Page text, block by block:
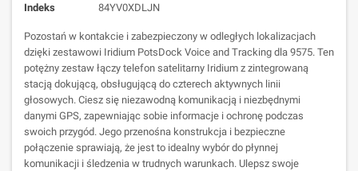
Indeks
84YV0XDLJN
Pozostań w kontakcie i zabezpieczony w odległych lokalizacjach
dzięki zestawowi Iridium PotsDock Voice and Tracking dla 9575. Ten
potężny zestaw łączy telefon satelitarny Iridium z zintegrowaną
stacją dokującą, obsługującą do czterech aktywnych linii
głosowych. Ciesz się niezawodną komunikacją i niezbędnymi
danymi GPS, zapewniając sobie informacje i ochronę podczas
swoich przygód. Jego przenośna konstrukcja i bezpieczne
połączenie sprawiają, że jest to idealny wybór do płynnej
komunikacji i śledzenia w trudnych warunkach. Ulepsz swoje